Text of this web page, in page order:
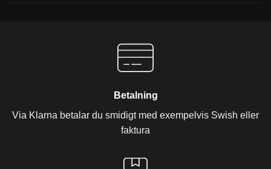
Betalning
Via Klarna betalar du smidigt med exempelvis Swish eller
faktura